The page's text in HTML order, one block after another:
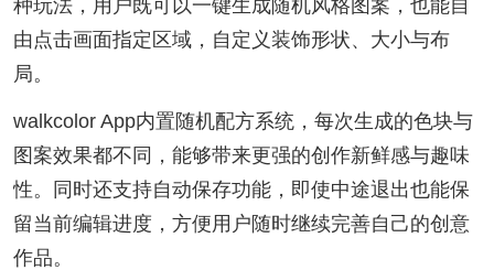
种玩法，用户既可以一键生成随机风格图案，也能自
由点击画面指定区域，自定义装饰形状、大小与布
局。
walkcolor App内置随机配方系统，每次生成的色块与
图案效果都不同，能够带来更强的创作新鲜感与趣味
性。同时还支持自动保存功能，即使中途退出也能保
留当前编辑进度，方便用户随时继续完善自己的创意
作品。